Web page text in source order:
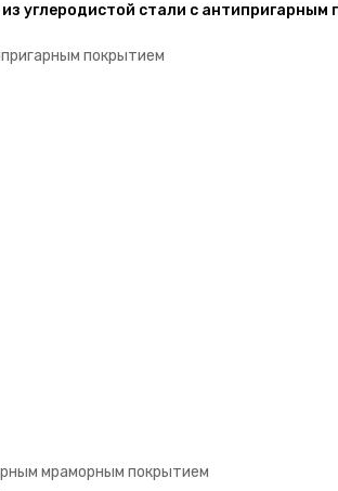
углеродистой стали с антипригарным
покрытием
мраморным покрытием